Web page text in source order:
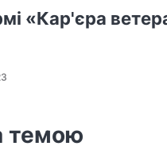
«Кар'єра
темою